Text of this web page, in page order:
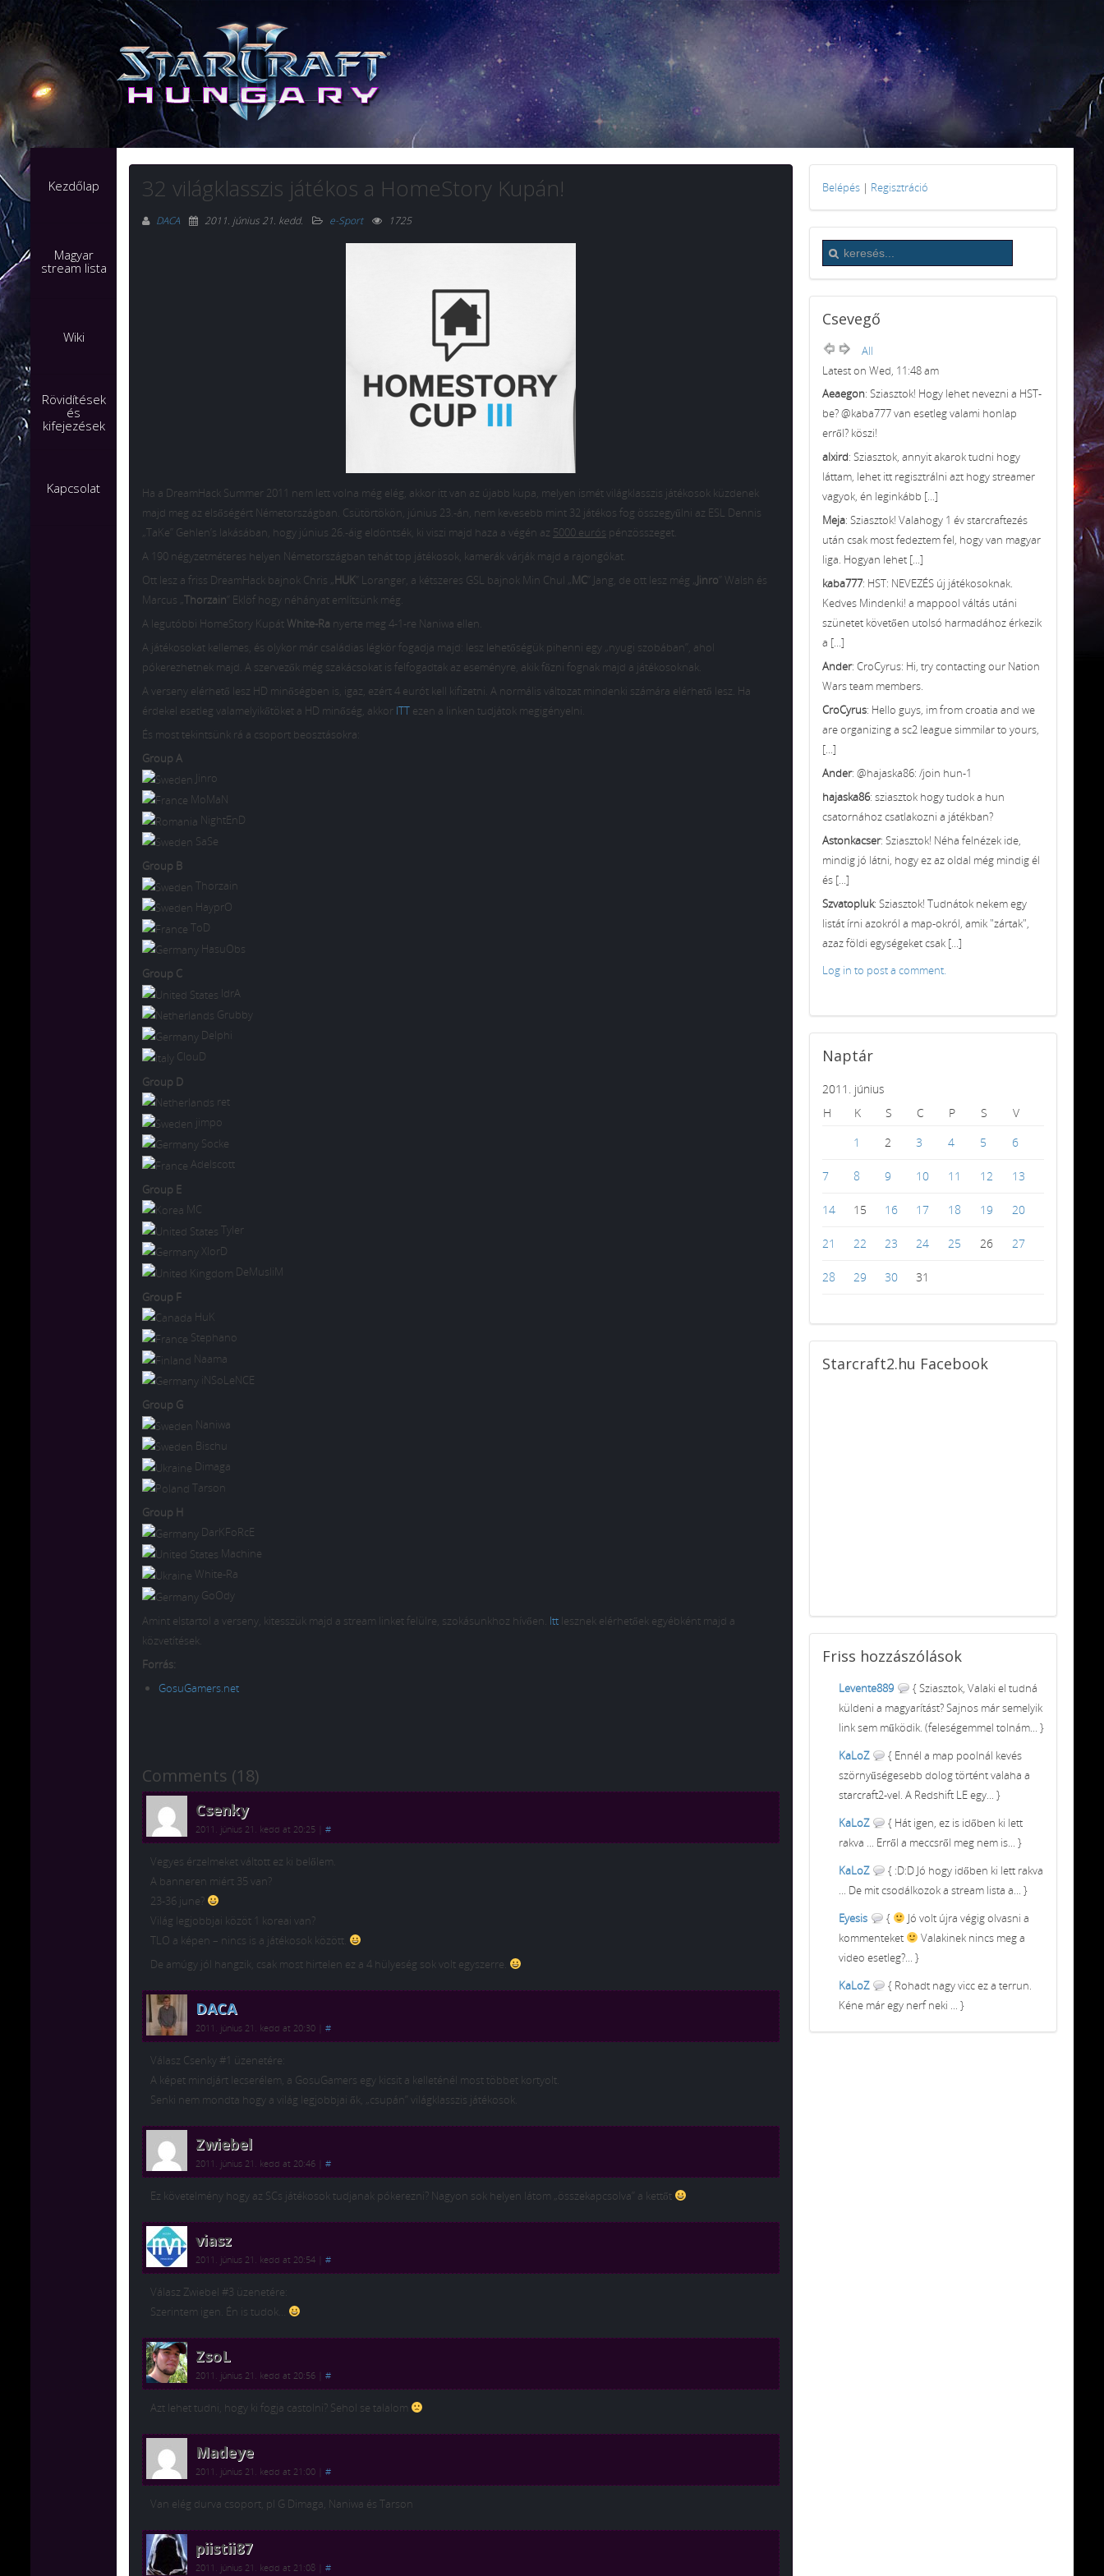
Kezdőlap
Magyar
stream lista
Wiki
Rövidítések
és
kifejezések
Kapcsolat
32 világklasszis játékos a HomeStory Kupán!
DACA 2011. június 21. kedd. e-Sport 1725
Ha a DreamHack Summer 2011 nem lett volna még elég, akkor itt van az újabb kupa, melyen ismét világklasszis játékosok küzdenek
majd meg az elsőségért Németországban. Csütörtökön, június 23.-án, nem kevesebb mint 32 játékos fog összegyűlni az ESL Dennis
„TaKe” Gehlen’s lakásában, hogy június 26.-áig eldöntsék, ki viszi majd haza a végén az 5000 eurós pénzösszeget.
A 190 négyzetméteres helyen Németországban tehát top játékosok, kamerák várják majd a rajongókat.
Ott lesz a friss DreamHack bajnok Chris „HUK ” Loranger, a kétszeres GSL bajnok Min Chul „MC ” Jang, de ott lesz még „Jinro ” Walsh és
Marcus „Thorzain ” Eklöf hogy néhányat említsünk még.
A legutóbbi HomeStory Kupát White-Ra nyerte meg 4-1-re Naniwa ellen.
A játékosokat kellemes, és olykor már családias légkör fogadja majd: lesz lehetőségük pihenni egy „nyugi szobában”, ahol
pókerezhetnek majd. A szervezők még szakácsokat is felfogadtak az eseményre, akik főzni fognak majd a játékosoknak.
A verseny elérhető lesz HD minőségben is, igaz, ezért 4 eurót kell kifizetni. A normális változat mindenki számára elérhető lesz. Ha
érdekel esetleg valamelyikőtöket a HD minőség, akkor ITT ezen a linken tudjátok megigényelni.
És most tekintsünk rá a csoport beosztásokra:
Group A
Jinro
MoMaN
NightEnD
SaSe
Group B
Thorzain
HayprO
ToD
HasuObs
Group C
IdrA
Grubby
Delphi
ClouD
Group D
ret
jimpo
Socke
Adelscott
Group E
MC
Tyler
XlorD
DeMusliM
Group F
HuK
Stephano
Naama
iNSoLeNCE
Group G
Naniwa
Bischu
Dimaga
Tarson
Group H
DarKFoRcE
Machine
White-Ra
GoOdy
Amint elstartol a verseny, kitesszük majd a stream linket felülre, szokásunkhoz hívően. Itt lesznek elérhetőek egyébként majd a
közvetítések.
Forrás:
GosuGamers.net
Comments (18)
Csenky
2011. június 21. kedd at 20:25 #
Vegyes érzelmeket váltott ez ki belőlem.
A banneren miért 35 van?
23-36 june?
Világ legjobbjai közöt 1 koreai van?
TLO a képen – nincs is a játékosok között.
De amúgy jól hangzik, csak most hirtelen ez a 4 hülyeség sok volt egyszerre.
DACA
2011. június 21. kedd at 20:30 #
Válasz Csenky #1 üzenetére:
A képet mindjárt lecserélem, a GosuGamers egy kicsit a kelleténél most többet kortyolt.
Senki nem mondta hogy a világ legjobbjai ők, „csupán” világklasszis játékosok.
Zwiebel
2011. június 21. kedd at 20:46 #
Ez követelmény hogy az SCs játékosok tudjanak pókerezni? Nagyon sok helyen látom „összekapcsolva” a kettőt
viasz
2011. június 21. kedd at 20:54 #
Válasz Zwiebel #3 üzenetére:
Szerintem igen. Én is tudok…
ZsoL
2011. június 21. kedd at 20:56 #
Azt lehet tudni, hogy ki fogja castolni? Sehol se talalom
Madeye
2011. június 21. kedd at 21:00 #
Van elég durva csoport, pl G Dimaga, Naniwa és Tarson
piistii87
2011. június 21. kedd at 21:08 #
Belépés | Regisztráció
Csevegő
All
Latest on Wed, 11:48 am
Aeaegon: Sziasztok! Hogy lehet nevezni a HST-
be? @kaba777 van esetleg valami honlap
erről? köszi!
alxird: Sziasztok, annyit akarok tudni hogy
láttam, lehet itt regisztrálni azt hogy streamer
vagyok, én leginkább [...]
Meja: Sziasztok! Valahogy 1 év starcraftezés
után csak most fedeztem fel, hogy van magyar
liga. Hogyan lehet [...]
kaba777: HST: NEVEZÉS új játékosoknak.
Kedves Mindenki! a mappool váltás utáni
szünetet követően utolsó harmadához érkezik
a [...]
Ander: CroCyrus: Hi, try contacting our Nation
Wars team members.
CroCyrus: Hello guys, im from croatia and we
are organizing a sc2 league simmilar to yours,
[...]
Ander: @hajaska86: /join hun-1
hajaska86: sziasztok hogy tudok a hun
csatornához csatlakozni a játékban?
Astonkacser: Sziasztok! Néha felnézek ide,
mindig jó látni, hogy ez az oldal még mindig él
és [...]
Szvatopluk: Sziasztok! Tudnátok nekem egy
listát írni azokról a map-okról, amik "zártak",
azaz földi egységeket csak [...]
Log in to post a comment.
Naptár
2011. június
H
K S C P S
V
1
2 3 4 5 6
7 8 9 10 11 12 13
14 15 16 17 18 19 20
21 22 23 24 25 26 27
28 29 30 31
Starcraft2.hu Facebook
Friss hozzászólások
Levente889
{ Sziasztok, Valaki el tudná
küldeni a magyarítást? Sajnos már semelyik
link sem működik. (feleségemmel tolnám... }
KaLoZ
{ Ennél a map poolnál kevés
szörnyűségesebb dolog történt valaha a
starcraft2-vel. A Redshift LE egy... }
KaLoZ
{ Hát igen, ez is időben ki lett
rakva ... Erről a meccsről meg nem is... }
KaLoZ
{ :D:D Jó hogy időben ki lett rakva
... De mit csodálkozok a stream lista a... }
Eyesis
{
Jó volt újra végig olvasni a
kommenteket
Valakinek nincs meg a
video esetleg?... }
KaLoZ
{ Rohadt nagy vicc ez a terrun.
Kéne már egy nerf neki ... }